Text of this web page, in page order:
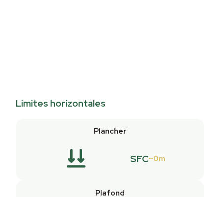
Limites horizontales
Plancher
SFC 0m
Plafond